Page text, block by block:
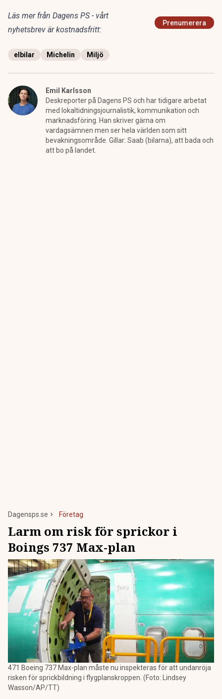
Läs mer från Dagens PS - vårt
nyhetsbrev är kostnadsfritt:
Prenumerera
elbilar Michelin Miljö
Emil Karlsson
Deskreporter på Dagens PS och har tidigare arbetat
med lokaltidningsjournalistik, kommunikation och
marknadsföring. Han skriver gärna om
vardagsämnen men ser hela världen som sitt
bevakningsområde. Gillar: Saab (bilarna), att bada och
att bo på landet.
Dagensps.se Företag
Larm om risk för sprickor i
Boings 737 Max-plan
471 Boeing 737 Max-plan måste nu inspekteras för att undanröja
risken för sprickbildning i flygplanskroppen. (Foto: Lindsey
Wasson/AP/TT)